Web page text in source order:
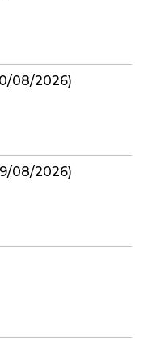
08/2026)
08/2026)